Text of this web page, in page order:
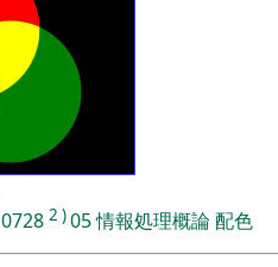
0728 2 )05情報処理概論配色